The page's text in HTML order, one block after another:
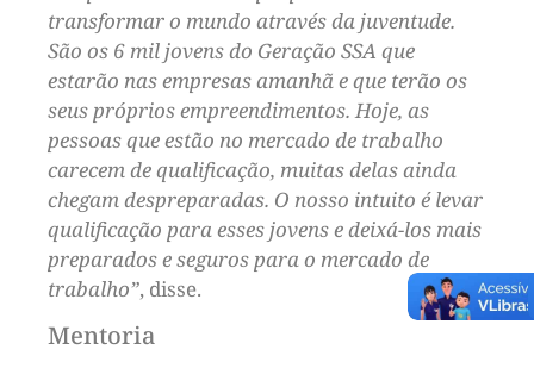
transformar o mundo através da juventude.
São os 6 mil jovens do Geração SSA que
estarão nas empresas amanhã e que terão os
seus próprios empreendimentos. Hoje, as
pessoas que estão no mercado de trabalho
carecem de qualificação, muitas delas ainda
chegam despreparadas. O nosso intuito é levar
qualificação para esses jovens e deixá-los mais
preparados e seguros para o mercado de
trabalho”, disse.
Mentoria